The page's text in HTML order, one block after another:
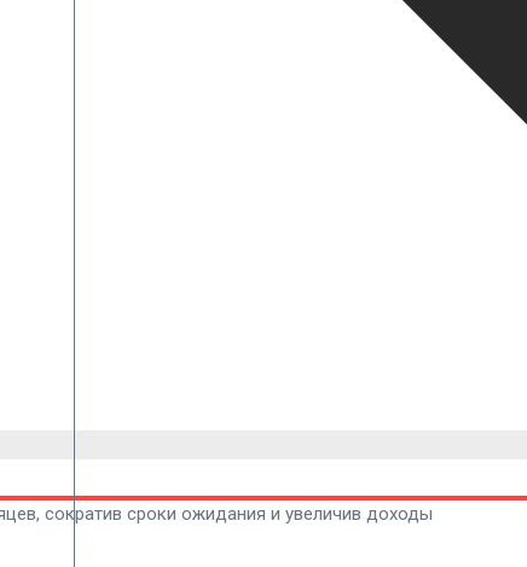
сократив сроки ожидания и увеличив доходы